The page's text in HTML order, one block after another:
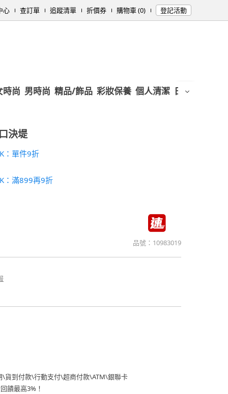
心 查訂單 追蹤清單 折價券 購物車 (0) 登記活動
時尚 男時尚 精品/飾品 彩妝保養 個人清潔 日用/紙品
決堤
：單件9折
：滿899再9折
品號： 10983019
\貨到付款\行動支付\超商付款\ATM\銀聯卡
饋最高3%！